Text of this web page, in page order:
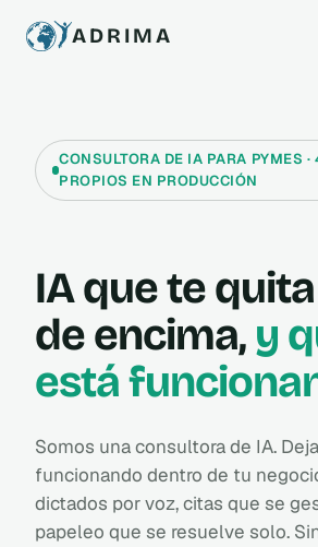
ADRIMA
CONSULTORA DE IA PARA PYMES ·
PROPIOS EN PRODUCCIÓN
IA que te
de encima, y
está
Somos una consultora de IA.
funcionando dentro de tu
dictados por voz, citas que se
papeleo que se resuelve solo.